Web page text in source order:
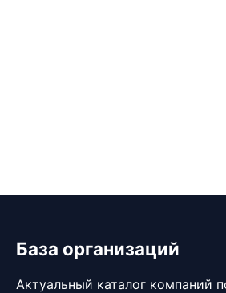
База организаций
Актуальный каталог компаний